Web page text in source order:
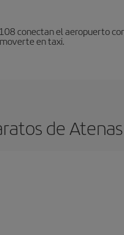
conectan el aeropuerto
en taxi.
de